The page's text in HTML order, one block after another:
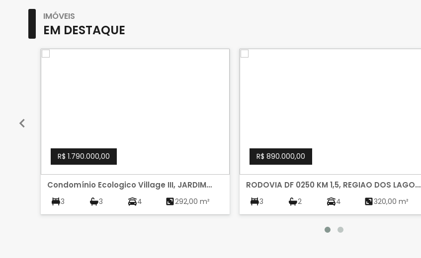
IMÓVEIS
EM DESTAQUE
R$ 1.790.000,00
Condomínio Ecologico Village III, JARDIM
BOTANICO, BRASILIA
3 3 4 292,00 m²
R$ 890.000,00
RODOVIA DF 0250 KM 1,5, REGIAO DOS LAGOS,
SOBRADINHO
3 2 4 320,00 m²